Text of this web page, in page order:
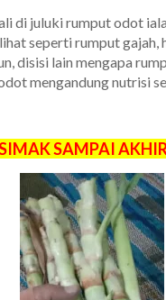
di juluki rumput odot
seperti rumput
disisi lain mengapa
mengandung nutrisi
SAMPAI